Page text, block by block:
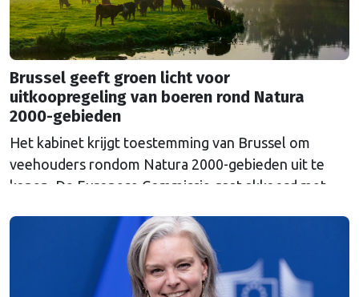
Brussel geeft groen licht voor
uitkoopregeling van boeren rond Natura
2000-gebieden
Het kabinet krijgt toestemming van Brussel om
veehouders rondom Natura 2000-gebieden uit te
kopen. De Europese Commissie gaat akkoord met